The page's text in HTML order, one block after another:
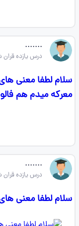
.......
درس یازده
معرکه میدم هم
.......
درس یازده
سلام لطفا معنی